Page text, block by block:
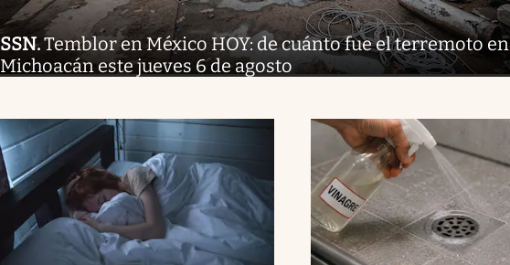
SSN.Temblor en México HOY: de cuánto fue el terremoto en
Michoacán este jueves 6 de agosto